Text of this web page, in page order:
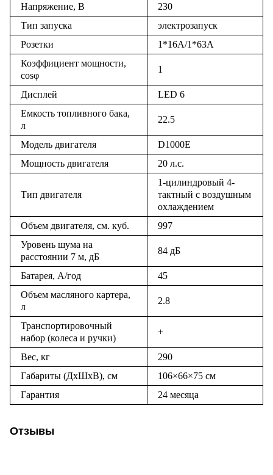
Напряжение, В
230
Тип запуска
электрозапуск
Розетки
1*16А/1*63А
Коэффициент мощности,
cosφ
1
Дисплей
LED 6
Емкость топливного бака,
л
22.5
Модель двигателя
D1000E
Мощность двигателя
20 л.с.
Тип двигателя
1-цилиндровый 4-
тактный с воздушным
охлаждением
Объем двигателя, см. куб.
997
Уровень шума на
расстоянии 7 м, дБ
84 дБ
Батарея, А/год
45
Объем масляного картера,
л
2.8
Транспортировочный
набор (колеса и ручки)
+
Вес, кг
290
Габариты (ДхШхВ), см
106×66×75 см
Гарантия
24 месяца
Отзывы